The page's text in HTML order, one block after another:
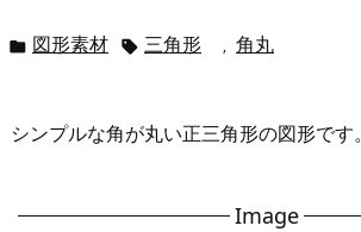
 図形素材  三角形 , 角丸
シンプルな角が丸い正三角形の図形です。
Image